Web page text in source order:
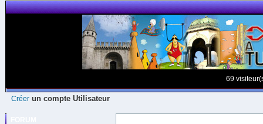
69
Créer un compte Utilisateur